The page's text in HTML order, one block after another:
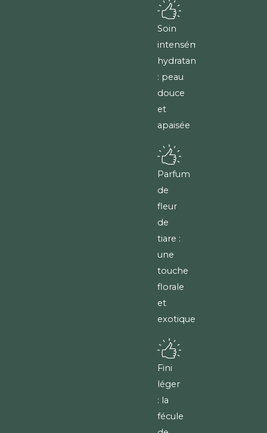
Soin
intensément
hydratant
: peau
douce
et
apaisée
Parfum
de
fleur
de
tiare :
une
touche
florale
et
exotique
Fini
léger
: la
fécule